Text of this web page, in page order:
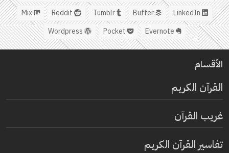
Buffer
Tumblr
Mix
الأقسام
القرآن الكريم
غريب القرآن
تفاسير القرآن الكريم